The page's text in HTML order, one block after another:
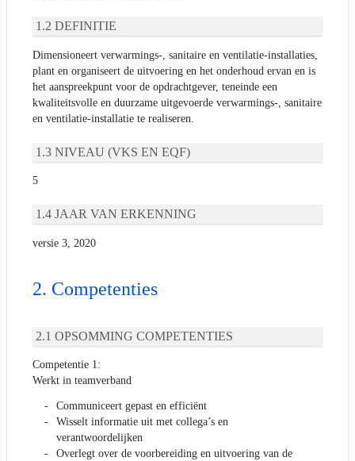
DEFINITIE
Dimensioneert verwarmings-, sanitaire en ventilatie-installaties,
plant en organiseert de uitvoering en het onderhoud ervan en is
het aanspreekpunt voor de opdrachtgever, teneinde een
kwaliteitsvolle en duurzame uitgevoerde verwarmings-, sanitaire
en ventilatie-installatie te realiseren.
NIVEAU (VKS EN EQF)
5
JAAR VAN ERKENNING
versie 3, 2020
Competenties
OPSOMMING COMPETENTIES
Competentie 1:
Werkt in teamverband
Communiceert gepast en efficiënt
Wisselt informatie uit met collega’s en
verantwoordelijken
Overlegt over de voorbereiding en uitvoering van de